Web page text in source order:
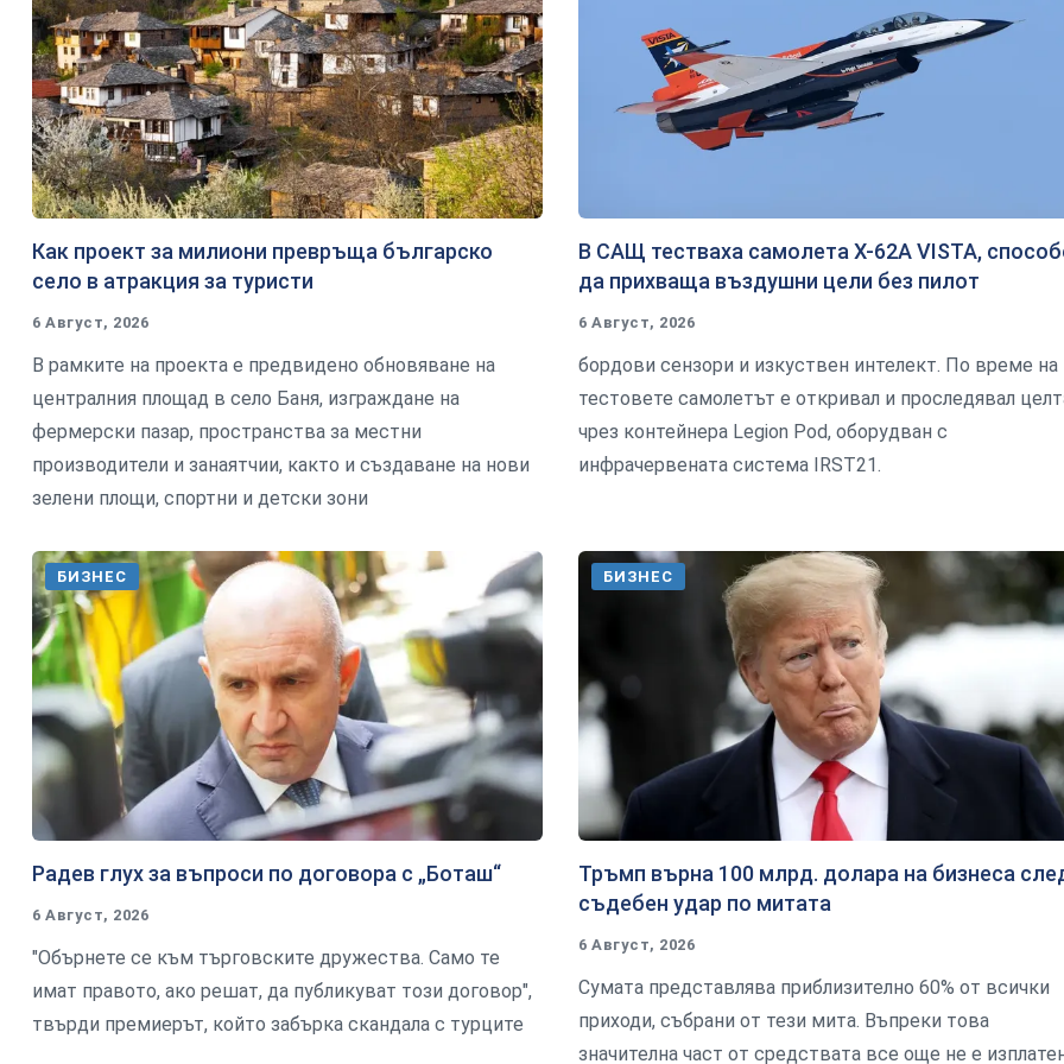
Как проект за милиони превръща българско
село в атракция за туристи
6 Август, 2026
В рамките на проекта е предвидено обновяване на
централния площад в село Баня, изграждане на
фермерски пазар, пространства за местни
производители и занаятчии, както и създаване на нови
зелени площи, спортни и детски зони
В САЩ тестваха самолета X-62A VISTA,
да прихваща въздушни цели без пилот
6 Август, 2026
бордови сензори и изкуствен интелект. По време на
тестовете самолетът е откривал и проследявал
чрез контейнера Legion Pod, оборудван с
инфрачервената система IRST21.
БИЗНЕС
Радев глух за въпроси по договора с „Боташ“
6 Август, 2026
"Обърнете се към търговските дружества. Само те
имат правото, ако решат, да публикуват този договор",
твърди премиерът, който забърка скандала с турците
БИЗНЕС
Тръмп върна 100 млрд. долара на бизнеса
съдебен удар по митата
6 Август, 2026
Сумата представлява приблизително 60% от всички
приходи, събрани от тези мита. Въпреки това
значителна част от средствата все още не е